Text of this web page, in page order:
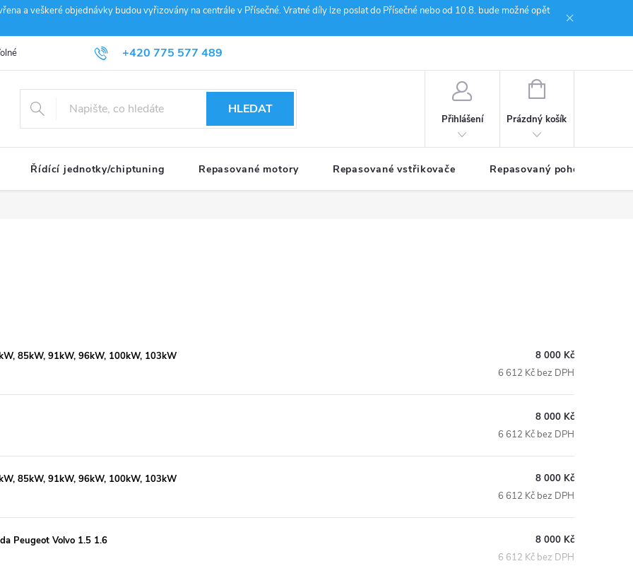
a veškeré objednávky budou vyřizovány na centrále v Přísečné. Vratné díly lze poslat do Přísečné nebo od 10.8. bude možné opět
+420 775 577 489
info@janousek-motorsport.cz
pozice Obchodní podmínky Reklamace
HLEDAT
Přihlášení
NÁKUPNÍ
Prázdný košík
Řídící jednotky/chiptuning Repasované motory Repasované vstřikovače Repasovaný pohon TDM
85kW, 91kW, 96kW, 100kW, 103kW
8 000 Kč
6 612 Kč bez DPH
8 000 Kč
6 612 Kč bez DPH
85kW, 91kW, 96kW, 100kW, 103kW
8 000 Kč
6 612 Kč bez DPH
Peugeot Volvo 1.5 1.6
8 000 Kč
6 612 Kč bez DPH